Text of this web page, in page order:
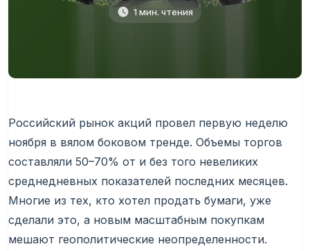
1 мин. чтения
Российский рынок акций провел первую неделю
ноября в вялом боковом тренде. Объемы торгов
составляли 50–70% от и без того невеликих
среднедневных показателей последних месяцев.
Многие из тех, кто хотел продать бумаги, уже
сделали это, а новым масштабным покупкам
мешают геополитические неопределенности.